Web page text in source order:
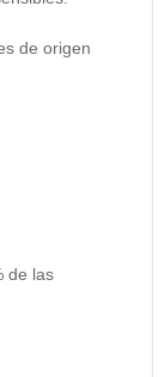
de origen
de las